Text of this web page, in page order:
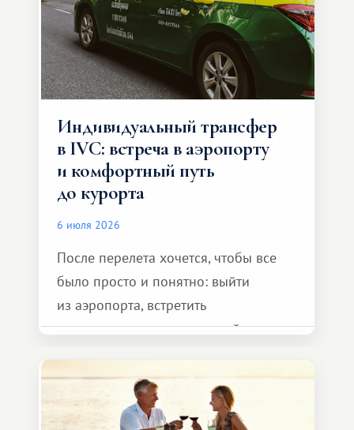
Индивидуальный трансфер
в IVC: встреча в аэропорту
и комфортный путь
до курорта
6 июля 2026
После перелета хочется, чтобы все
было просто и понятно: выйти
из аэропорта, встретить
представителя транспортной
и спокойно доехать до курорта.